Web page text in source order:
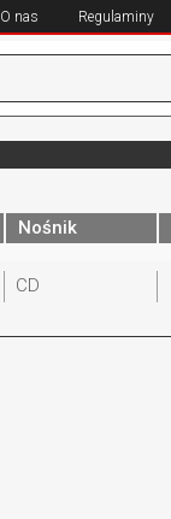
O nas Regulaminy
Nośnik
CD